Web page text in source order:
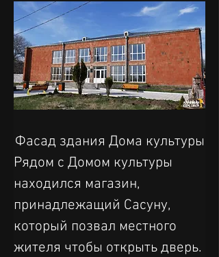
Фасад здания Дома культуры
Рядом с Домом культуры
находился магазин,
принадлежащий Сасуну,
который позвал местного
жителя чтобы открыть дверь.